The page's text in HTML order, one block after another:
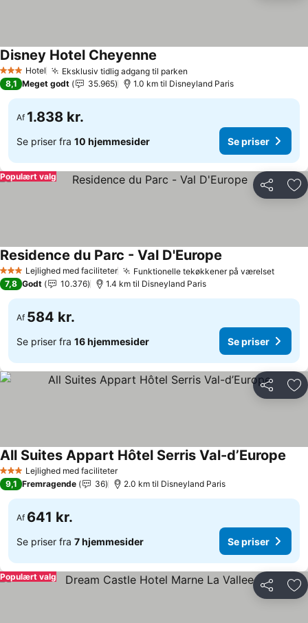
3 StjernerHotel Eksklusiv tidlig adgang til parken
Disney Hotel Cheyenne
8,1 Meget godt 35.965 1.0 km til Disneyland Paris
Af 1.838 kr.
Se priser fra 10 hjemmesider Se priser
Del
Populært valg
3 StjernerLejlighed med faciliteter Funktionelle tekøkkener på værelset
Residence du Parc - Val D'Europe
7,8 Godt 10.376 1.4 km til Disneyland Paris
Af 584 kr.
Se priser fra 16 hjemmesider Se priser
Del
3 StjernerLejlighed med faciliteter
All Suites Appart Hôtel Serris Val-d’Europe
9,1 Fremragende 36 2.0 km til Disneyland Paris
Af 641 kr.
Se priser fra 7 hjemmesider Se priser
Del
Populært valg